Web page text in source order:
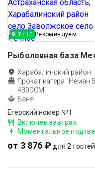
9.7 / 10 Рекомендуем
Рыболовная база
Харабалинский район ·
Прокат катера "Неман
430DCM"
Баня
Егерский номер №1
Включен завтрак
Моментальное
от 3 876 ₽ для 2 гостей